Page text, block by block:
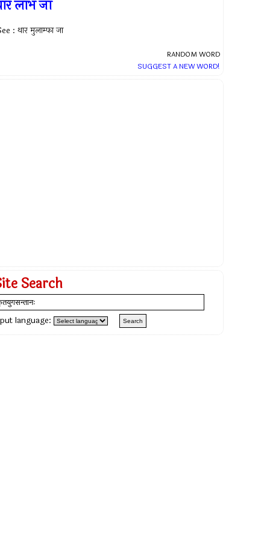
लाभ जा
: थार मुलाम्फा जा
RANDOM WORD
SUGGEST A NEW WORD!
Search
language: